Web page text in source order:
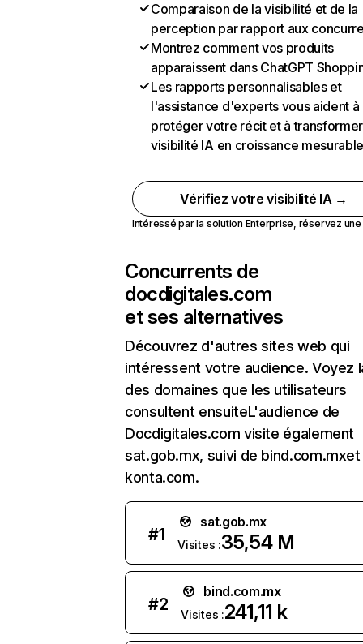
Comparaison de la visibilité et de la
perception par rapport aux
Montrez comment vos produits
apparaissent dans ChatGPT
Les rapports personnalisables et
l'assistance d'experts vous aident à
protéger votre récit et à
visibilité IA en croissance
Vérifiez votre visibilité IA →
Intéressé par la solution Enterprise, réservez
Concurrents de
docdigitales.com
et ses alternatives
Découvrez d'autres sites web qui
intéressent votre audience. Voyez
des domaines que les utilisateurs
consultent ensuiteL'audience de
Docdigitales.com visite également
sat.gob.mx, suivi de bind.com.mxet
konta.com.
#1
sat.gob.mx
Visites :35,54 M
#2
bind.com.mx
Visites :241,11 k